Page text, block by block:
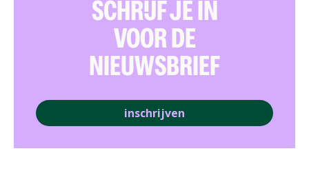
SCHRIJF JE IN
VOOR DE
NIEUWSBRIEF
inschrijven